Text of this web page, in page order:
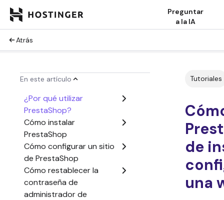
Preguntar
a la IA
Atrás
En este artículo
¿Por qué utilizar
PrestaShop?
Cómo instalar
PrestaShop
Cómo configurar un sitio
de PrestaShop
Cómo restablecer la
contraseña de
administrador de
Tutoriales
de
una